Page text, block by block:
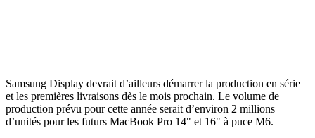
Samsung Display devrait d’ailleurs démarrer la production en série
et les premières livraisons dès le mois prochain. Le volume de
production prévu pour cette année serait d’environ 2 millions
d’unités pour les futurs MacBook Pro 14" et 16" à puce M6.